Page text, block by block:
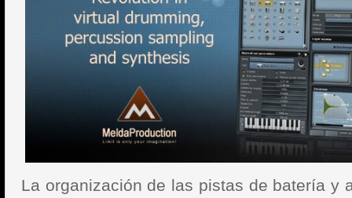
La organización de las pistas de batería y